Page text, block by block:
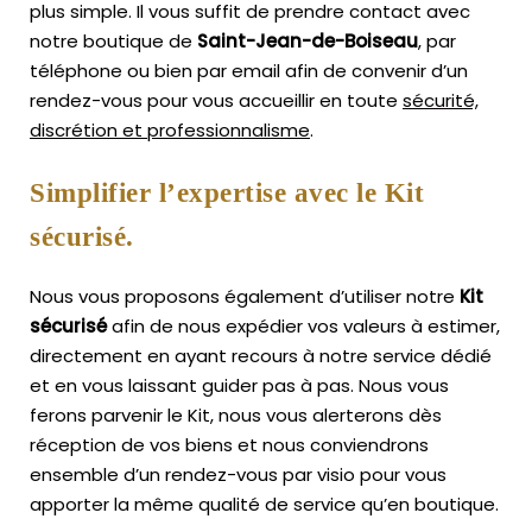
plus simple. Il vous suffit de prendre contact avec
notre boutique de Saint-Jean-de-Boiseau, par
téléphone ou bien par email afin de convenir d’un
rendez-vous pour vous accueillir en toute sécurité,
discrétion et professionnalisme.
Simplifier l’expertise avec le Kit
sécurisé.
Nous vous proposons également d’utiliser notre Kit
sécuriséafin de nous expédier vos valeurs à estimer,
directement en ayant recours à notre service dédié
et en vous laissant guider pas à pas. Nous vous
ferons parvenir le Kit, nous vous alerterons dès
réception de vos biens et nous conviendrons
ensemble d’un rendez-vous par visio pour vous
apporter la même qualité de service qu’en boutique.